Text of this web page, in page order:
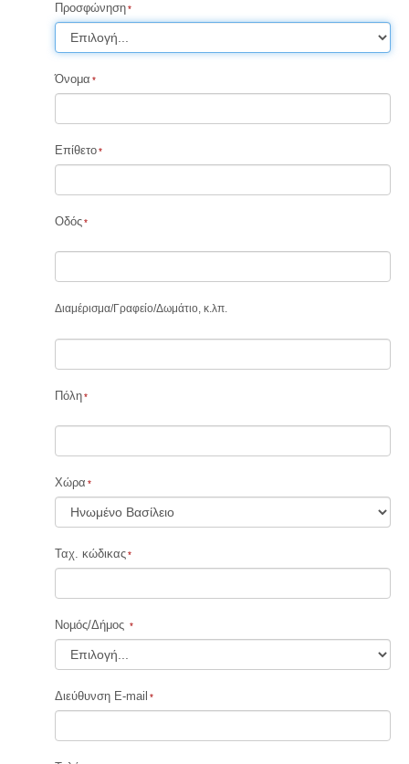
Προσφώνηση
Όνομα
Επίθετο
Οδός
Διαμέρισμα/Γραφείο/Δωμάτιο, κ.λπ.
Πόλη
Χώρα
Ταχ. κώδικας
Νοµός/Δήμος
Διεύθυνση E-mail